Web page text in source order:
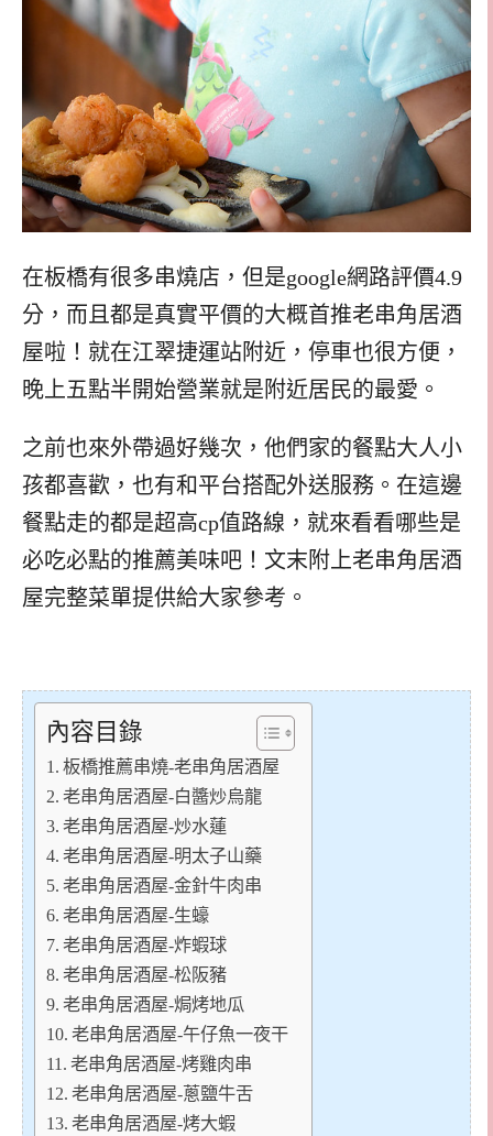
在板橋有很多串燒店，但是google網路評價4.9
分，而且都是真實平價的大概首推老串角居酒
屋啦！就在江翠捷運站附近，停車也很方便，
晚上五點半開始營業就是附近居民的最愛。
之前也來外帶過好幾次，他們家的餐點大人小
孩都喜歡，也有和平台搭配外送服務。在這邊
餐點走的都是超高cp值路線，就來看看哪些是
必吃必點的推薦美味吧！文末附上老串角居酒
屋完整菜單提供給大家參考。
內容目錄
板橋推薦串燒-老串角居酒屋
老串角居酒屋-白醬炒烏龍
老串角居酒屋-炒水蓮
老串角居酒屋-明太子山藥
老串角居酒屋-金針牛肉串
老串角居酒屋-生蠔
老串角居酒屋-炸蝦球
老串角居酒屋-松阪豬
老串角居酒屋-焗烤地瓜
老串角居酒屋-午仔魚一夜干
老串角居酒屋-烤雞肉串
老串角居酒屋-蔥鹽牛舌
老串角居酒屋-烤大蝦